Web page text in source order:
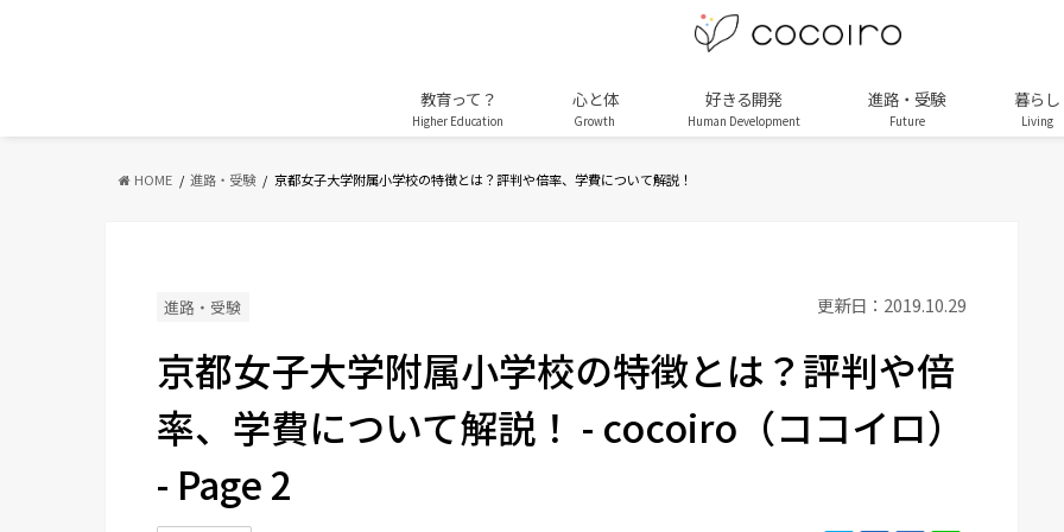
教育って？
Higher Education
心と体
Growth
好きる開発
Human Development
進路・受験
Future
暮らし
Living
HOME 進路・受験 京都女子大学附属小学校の特徴とは？評判や倍率、学費について解説！
進路・受験 更新日：2019.10.29
京都女子大学附属小学校の特徴とは？評判や倍
率、学費について解説！ - cocoiro（ココイロ）
- Page 2